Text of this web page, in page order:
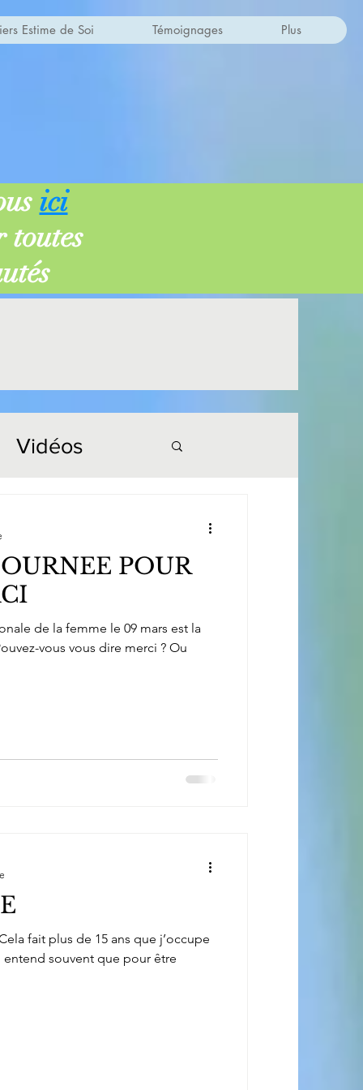
Estime de Soi Témoignages Plus
ici
toutes
Vidéos
POUR
de la femme le 09 mars est la
vous vous dire merci ? Ou
fait plus de 15 ans que j’occupe
souvent que pour être